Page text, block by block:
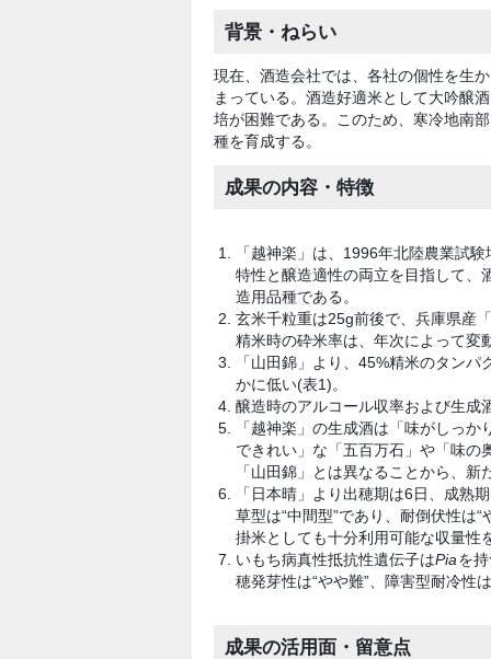
背景・ねらい
現在、酒造会社では、各社の個性を生
まっている。酒造好適米として大吟醸
培が困難である。このため、寒冷地南
種を育成する。
成果の内容・特徴
「越神楽」は、1996年北陸農業試
特性と醸造適性の両立を目指して、
造用品種である。
玄米千粒重は25g前後で、兵庫県産
精米時の砕米率は、年次によって変
「山田錦」より、45%精米のタン
かに低い(表1)。
醸造時のアルコール収率および生成
「越神楽」の生成酒は「味がしっ
できれい」な「五百万石」や「味の
「山田錦」とは異なることから、
「日本晴」より出穂期は6日、成熟
草型は“中間型”であり、耐倒伏性は
掛米としても十分利用可能な収量性
いもち病真性抵抗性遺伝子はPiaを
穂発芽性は“やや難”、障害型耐冷性
成果の活用面・留意点